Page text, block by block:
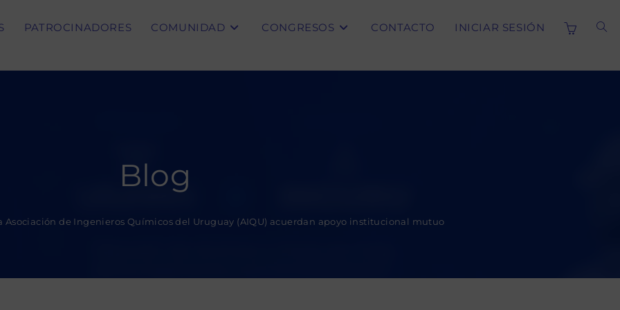
PATROCINADORES COMUNIDAD CONGRESOS CONTACTO INICIAR SESIÓN
Blog
Asociación de Ingenieros Químicos del Uruguay (AIQU) acuerdan apoyo institucional mutuo